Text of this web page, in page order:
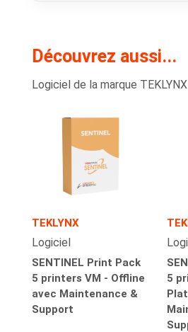
Découvrez aussi...
Logiciel de la marque TEKLYNX
TEKLYNX
Logiciel
SENTINEL Print Pack
5 printers VM - Offline
avec Maintenance &
Support
5